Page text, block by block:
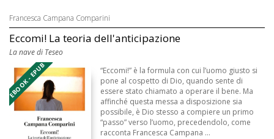
Francesca Campana Comparini
Eccomi! La teoria dell'anticipazione
La nave di Teseo
EBOOK - EPUB
“Eccomi!” è la formula con cui l’uomo giusto si
pone al cospetto di Dio, quando sente di
essere stato chiamato a operare il bene. Ma
affinché questa messa a disposizione sia
possibile, è Dio stesso a compiere un primo
“passo” verso l’uomo, precedendolo, come
racconta Francesca Campana ...